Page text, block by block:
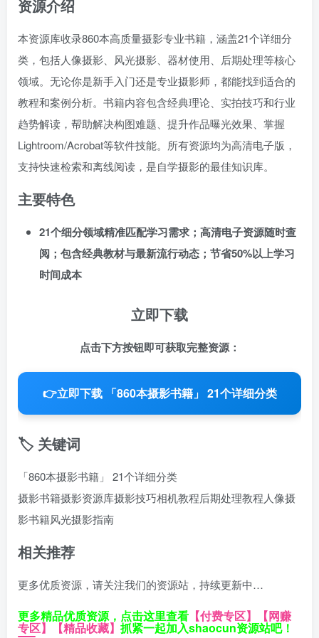
资源介绍
本资源库收录860本高质量摄影专业书籍，涵盖21个详细分
类，包括人像摄影、风光摄影、器材使用、后期处理等核心
领域。无论你是新手入门还是专业摄影师，都能找到适合的
教程和案例分析。书籍内容包含经典理论、实拍技巧和行业
趋势解读，帮助解决构图难题、提升作品曝光效果、掌握
Lightroom/Acrobat等软件技能。所有资源均为高清电子版，
支持快速检索和离线阅读，是自学摄影的最佳知识库。
主要特色
21个细分领域精准匹配学习需求；高清电子资源随时查
阅；包含经典教材与最新流行动态；节省50%以上学习
时间成本
立即下载
点击下方按钮即可获取完整资源：
👉立即下载 「860本摄影书籍」 21个详细分类
🏷️ 关键词
「860本摄影书籍」 21个详细分类
摄影书籍摄影资源库摄影技巧相机教程后期处理教程人像摄
影书籍风光摄影指南
相关推荐
更多优质资源，请关注我们的资源站，持续更新中…
更多精品优质资源，点击这里查看 【付费专区】 【网赚
专区】 【精品收藏】 抓紧一起加入shaocun资源站吧！